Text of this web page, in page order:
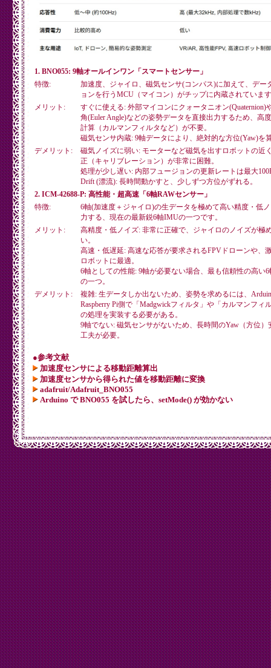
	$avg = 0;
	$avg /= 20;
	echo $__TEXT_1."\n";
		$ICM_Ay[$i] = ($ICM_Ay[$i] - $avg) * 9.80665;
	$distance = 0;
	echo '  amplitude[0] = 0'."\n";
	for ($i = 1; $i < $MT_MS; $i++) {
		$square = ($ICM_Ay[$i-1] + $ICM_Ay[$i]) * (($ICM_ms[$i] - $ICM_ms[$i-1])/1000) / 2;
		$distance += $square;
		echo '  cycle['.$i.'] = '.$ICM_ms[$i]."\n";
		echo '  amplitude['.$i.'] = '.$distance."\n";
	}
1. BNO055: 9軸オールインワン「スマートセンサー」
特徴:
加速度、ジャイロ、磁気センサ(コンパス)に加えて、デー
ョンを行うMCU（マイコン）がチップに内蔵されていま
メリット:
すぐに使える: 外部マイコンにクォータニオン(Quaternion)
角(Euler Angle)などの姿勢データを直接出力するため、高
計算（カルマンフィルタなど）が不要。
磁気センサ内蔵: 9軸データにより、絶対的な方位(Yaw)を
デメリット:
磁気ノイズに弱い: モーターなど磁気を出すロボットの近
正（キャリブレーション）が非常に困難。
処理が少し遅い: 内部フュージョンの更新レートは最大
Drift (漂流): 長時間動かすと、少しずつ方位がずれる。
2. ICM-42688-P: 高性能・超高速「6軸RAWセンサー」
特徴:
6軸(加速度＋ジャイロ)の生データを極めて高い精度・低
力する、現在の最新鋭6軸IMUの一つです。
メリット:
高精度・低ノイズ: 非常に正確で、ジャイロのノイズが極
い。
高速・低遅延: 高速な応答が要求されるFPVドローンや、
ロボットに最適。
6軸としての性能: 9軸が必要ない場合、最も信頼性の高い
の一つ。
デメリット:
複雑: 生データしか出ないため、姿勢を求めるには、
Raspberry Pi側で「Madgwickフィルタ」や「カルマンフィ
の処理を実装する必要がある。
9軸でない: 磁気センサがないため、長時間のYaw（方位）
工夫が必要。
●参考文献
加速度センサによる移動距離算出
加速度センサから得られた値を移動距離に変換
adafruit/Adafruit_BNO055
Arduino で BNO055 を試したら、setMode() が効かない